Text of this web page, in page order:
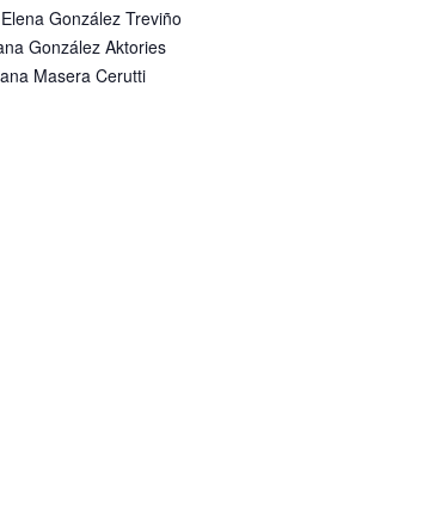
González Treviño
González Aktories
Masera Cerutti